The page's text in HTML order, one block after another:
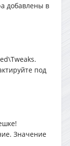
добавлены в
под
Значение